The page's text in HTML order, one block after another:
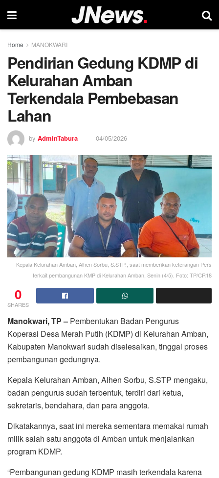
Home MANOKWARI
Pendirian Gedung KDMP di
Kelurahan Amban
Terkendala Pembebasan
Lahan
by AdminTabura 04/05/2026
Kepala Kelurahan Amban, Alhen Sorbu, S.STP., saat memberikan keterangan Pers
terkait pembangunan KMP di Kelurahan Amban, Senin (4/5). Foto: TP/CR18
0
SHARES
Manokwari, TP – Pembentukan Badan Pengurus
Koperasi Desa Merah Putih (KDMP) di Kelurahan Amban,
Kabupaten Manokwari sudah diselesaikan, tinggal proses
pembangunan gedungnya.
Kepala Kelurahan Amban, Alhen Sorbu, S.STP mengaku,
badan pengurus sudah terbentuk, terdiri dari ketua,
sekretaris, bendahara, dan para anggota.
Dikatakannya, saat ini mereka sementara memakai rumah
milik salah satu anggota di Amban untuk menjalankan
program KDMP.
“Pembangunan gedung KDMP masih terkendala karena